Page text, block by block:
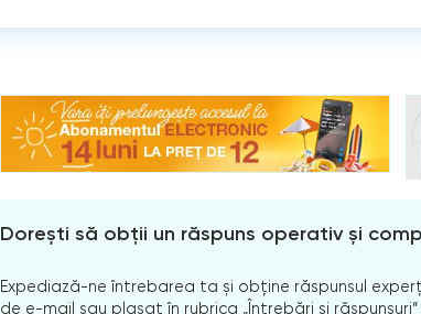
Dorești să obții un răspuns operativ și
Expediază-ne întrebarea ta și obține răspunsul
de e-mail sau plasat în rubrica „Întrebări și răspunsuri”